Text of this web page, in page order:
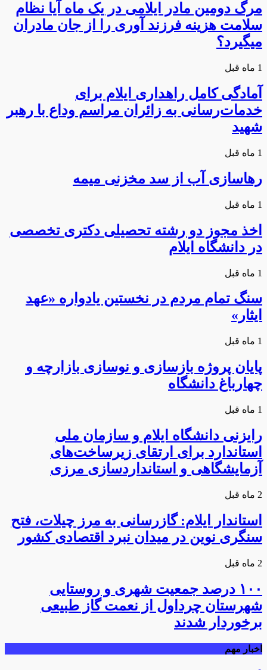
مرگ دومین مادر ایلامی در یک ماه آیا نظام
سلامت هزینه فرزند آوری را از جان مادران
میگیرد؟
1 ماه قبل
آمادگی کامل راهداری ایلام برای
خدمات‌رسانی به زائران مراسم وداع با رهبر
شهید
1 ماه قبل
رهاسازی آب از سد مخزنی میمه
1 ماه قبل
اخذ مجوز دو رشته تحصیلی دکتری تخصصی
در دانشگاه ایلام
1 ماه قبل
سنگ تمام مردم در نخستین یادواره «عهد
ایثار»
1 ماه قبل
پایان پروژه بازسازی و نوسازی بازارچه و
چهارباغ دانشگاه
1 ماه قبل
رایزنی دانشگاه ایلام و سازمان ملی
استاندارد برای ارتقای زیرساخت‌های
آزمایشگاهی و استانداردسازی مرزی
2 ماه قبل
استاندار ایلام: گازرسانی به مرز چیلات، فتح
سنگری نوین در میدان نبرد اقتصادی کشور
2 ماه قبل
۱۰۰ درصد جمعیت شهری و روستایی
شهرستان چرداول از نعمت گاز طبیعی
برخوردار شدند
اخبار مهم